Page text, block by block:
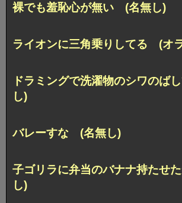
裸でも羞恥心が無い (名無し)
ライオンに三角乗りしてる (オ
ドラミングで洗濯物のシワのば
し)
バレーすな (名無し)
子ゴリラに弁当のバナナ持たせ
し)